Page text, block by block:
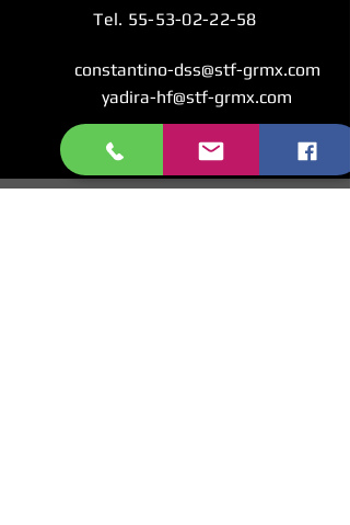
Tel. 55-53-02-22-58
constantino-dss@stf-grmx.com
yadira-hf@stf-grmx.com